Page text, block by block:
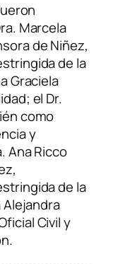
Marcela
de Niñez,
de la
Graciela
el Dr.
como
y
Ana Ricco
de la
Alejandra
Civil y